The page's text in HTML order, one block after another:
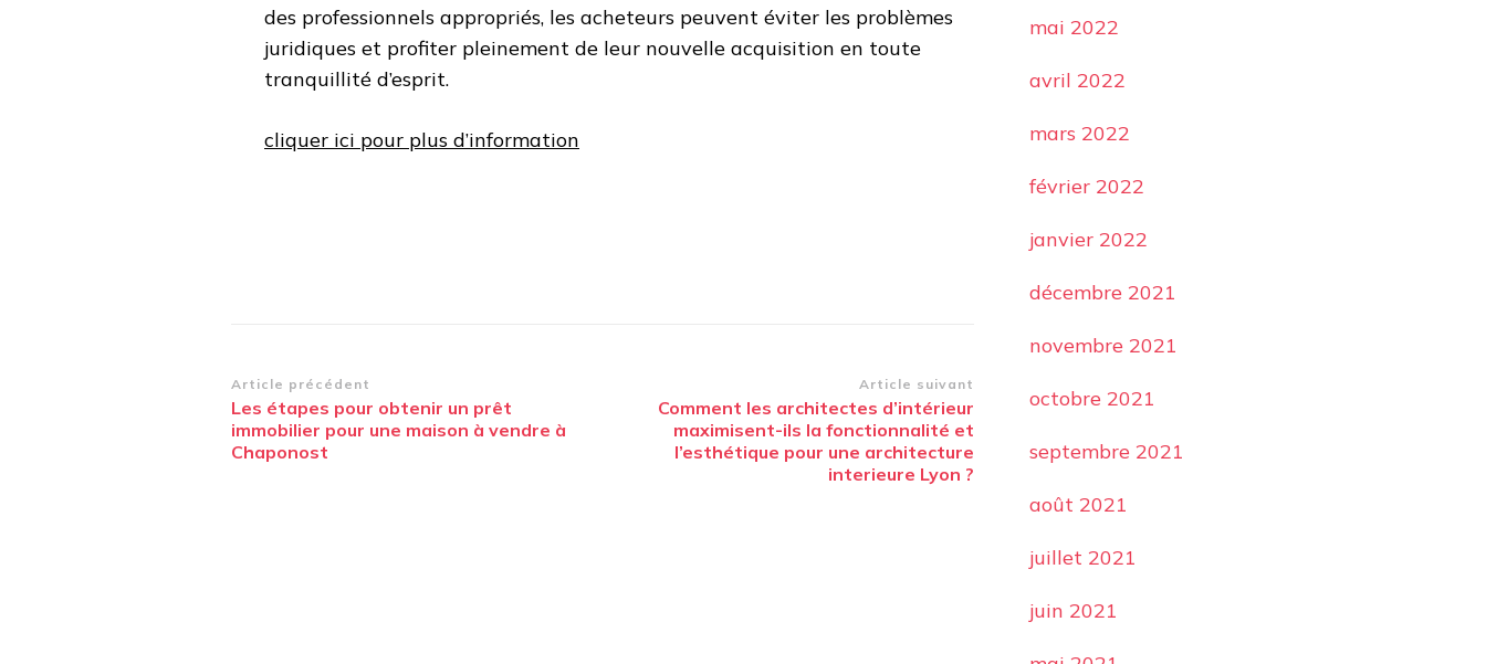
des professionnels appropriés, les acheteurs peuvent éviter les problèmes
juridiques et profiter pleinement de leur nouvelle acquisition en toute
tranquillité d’esprit.
cliquer ici pour plus d’information
Navigation
d’article
Article précédent
Les étapes pour obtenir un prêt
immobilier pour une maison à vendre à
Chaponost
Article suivant
Comment les architectes d’intérieur
maximisent-ils la fonctionnalité et
l’esthétique pour une architecture
interieure Lyon ?
mai 2022
avril 2022
mars 2022
février 2022
janvier 2022
décembre 2021
novembre 2021
octobre 2021
septembre 2021
août 2021
juillet 2021
juin 2021